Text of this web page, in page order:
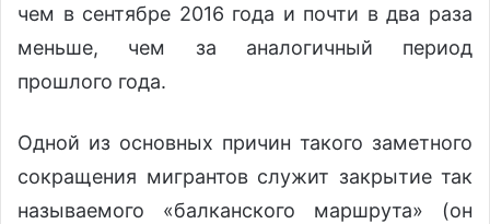
чем в сентябре 2016 года и почти в два раза
меньше, чем за аналогичный период
прошлого года.
Одной из основных причин такого заметного
сокращения мигрантов служит закрытие так
называемого «балканского маршрута» (он